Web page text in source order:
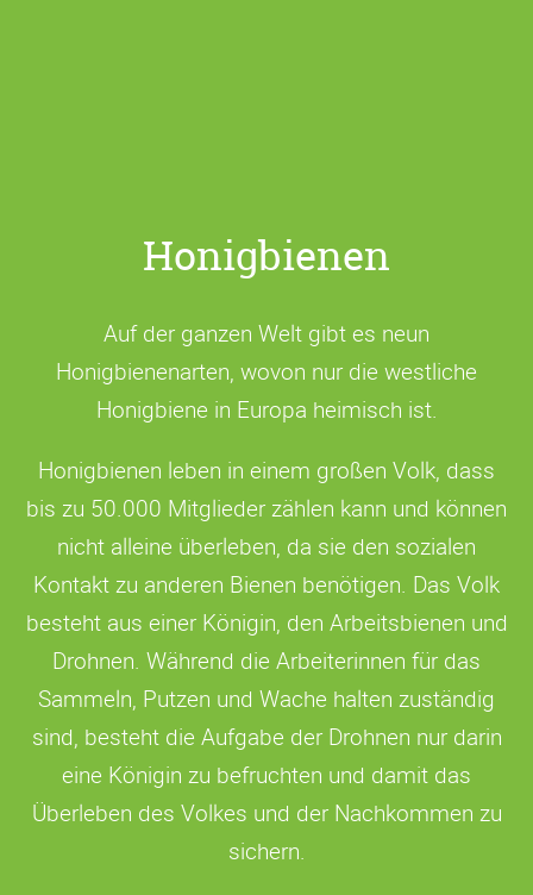
Honigbienen
Auf der ganzen Welt gibt es neun
Honigbienenarten, wovon nur die westliche
Honigbiene in Europa heimisch ist.
Honigbienen leben in einem großen Volk, dass
bis zu 50.000 Mitglieder zählen kann und können
nicht alleine überleben, da sie den sozialen
Kontakt zu anderen Bienen benötigen. Das Volk
besteht aus einer Königin, den Arbeitsbienen und
Drohnen. Während die Arbeiterinnen für das
Sammeln, Putzen und Wache halten zuständig
sind, besteht die Aufgabe der Drohnen nur darin
eine Königin zu befruchten und damit das
Überleben des Volkes und der Nachkommen zu
sichern.